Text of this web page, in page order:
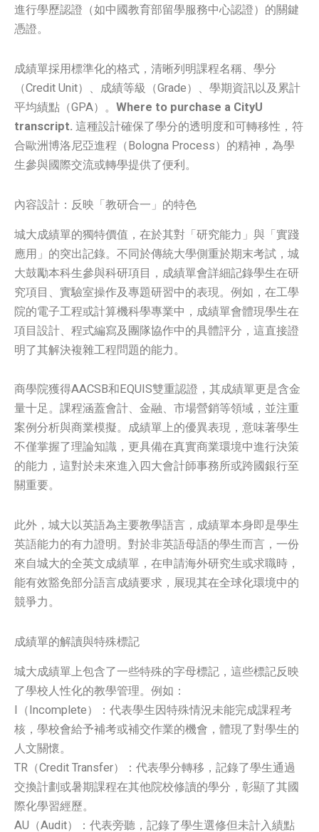
進行學歷認證（如中國教育部留學服務中心認證）的關鍵
憑證。
成績單採用標準化的格式，清晰列明課程名稱、學分
（Credit Unit）、成績等級（Grade）、學期資訊以及累計
平均績點（GPA）。 Where to purchase a CityU
transcript. 這種設計確保了學分的透明度和可轉移性，符
合歐洲博洛尼亞進程（Bologna Process）的精神，為學
生參與國際交流或轉學提供了便利。
內容設計：反映「教研合一」的特色
城大成績單的獨特價值，在於其對「研究能力」與「實踐
應用」的突出記錄。不同於傳統大學側重於期末考試，城
大鼓勵本科生參與科研項目，成績單會詳細記錄學生在研
究項目、實驗室操作及專題研習中的表現。例如，在工學
院的電子工程或計算機科學專業中，成績單會體現學生在
項目設計、程式編寫及團隊協作中的具體評分，這直接證
明了其解決複雜工程問題的能力。
商學院獲得AACSB和EQUIS雙重認證，其成績單更是含金
量十足。課程涵蓋會計、金融、市場營銷等領域，並注重
案例分析與商業模擬。成績單上的優異表現，意味著學生
不僅掌握了理論知識，更具備在真實商業環境中進行決策
的能力，這對於未來進入四大會計師事務所或跨國銀行至
關重要。
此外，城大以英語為主要教學語言，成績單本身即是學生
英語能力的有力證明。對於非英語母語的學生而言，一份
來自城大的全英文成績單，在申請海外研究生或求職時，
能有效豁免部分語言成績要求，展現其在全球化環境中的
競爭力。
成績單的解讀與特殊標記
城大成績單上包含了一些特殊的字母標記，這些標記反映
了學校人性化的教學管理。例如：
I（Incomplete）：代表學生因特殊情況未能完成課程考
核，學校會給予補考或補交作業的機會，體現了對學生的
人文關懷。
TR（Credit Transfer）：代表學分轉移，記錄了學生通過
交換計劃或暑期課程在其他院校修讀的學分，彰顯了其國
際化學習經歷。
AU（Audit）：代表旁聽，記錄了學生選修但未計入績點